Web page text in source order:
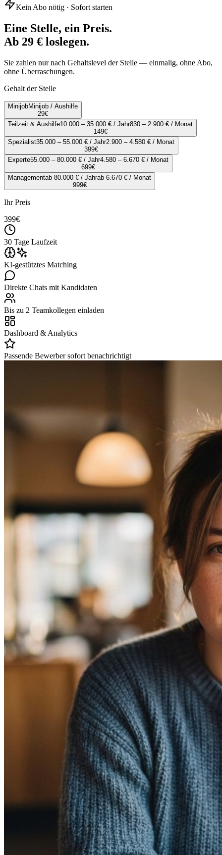
Kein Abo nötig · Sofort starten
Eine Stelle, ein Preis.
Ab 29 € loslegen.
Sie zahlen nur nach Gehaltslevel der Stelle — einmalig, ohne Abo,
ohne Überraschungen.
Gehalt der Stelle
MinijobMinijob / Aushilfe
29€
Teilzeit & Aushilfe10.000 – 35.000 € / Jahr830 – 2.900 € / Monat
149€
Spezialist35.000 – 55.000 € / Jahr2.900 – 4.580 € / Monat
399€
Experte55.000 – 80.000 € / Jahr4.580 – 6.670 € / Monat
699€
Managementab 80.000 € / Jahrab 6.670 € / Monat
999€
Ihr Preis
399€
30 Tage Laufzeit
KI-gestütztes Matching
Direkte Chats mit Kandidaten
Bis zu 2 Teamkollegen einladen
Dashboard & Analytics
Passende Bewerber sofort benachrichtigt